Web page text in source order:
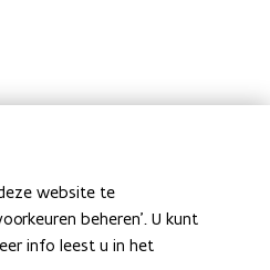
website te
beheren'. U kunt
info leest u in het